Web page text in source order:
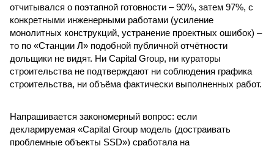
отчитывался о поэтапной готовности – 90%, затем 97%, с
конкретными инженерными работами (усиление
монолитных конструкций, устранение проектных ошибок) –
то по «Станции Л» подобной публичной отчётности
дольщики не видят. Ни Capital Group, ни кураторы
строительства не подтверждают ни соблюдения графика
строительства, ни объёма фактически выполненных работ.
Напрашивается закономерный вопрос: если
декларируемая «Capital Group модель (достраивать
проблемные объекты SSD») сработала на